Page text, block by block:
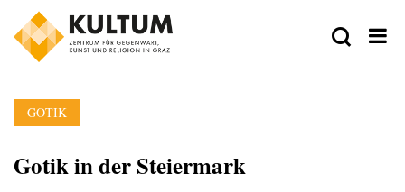
GOTIK
Gotik in der Steiermark